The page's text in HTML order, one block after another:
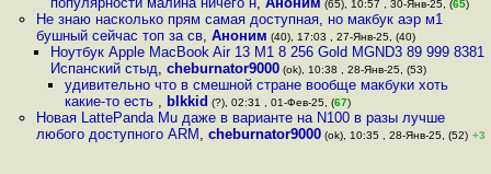
(65), 10:57 , 30-Янв-25, (65)
Не знаю насколько прям самая доступная, но макбук аэр м1
бушный сейчас топ за св, Аноним (40), 17:03 , 27-Янв-25, (40)
Ноутбук Apple MacBook Air 13 M1 8 256 Gold MGND3 89 999 8381
Испанский стыд, cheburnator9000(ok), 10:38 , 28-Янв-25, (53)
удивительно что в смешной стране вообще макбуки хоть
какие-то есть , blkkid (?), 02:31 , 01-Фев-25, (67)
Новая LattePanda Mu даже в варианте на N100 в разы лучше
любого доступного ARM , cheburnator9000(ok), 10:35 , 28-Янв-25, (52) +3